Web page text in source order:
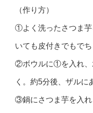
（作り方）
①よく洗ったさつま芋
いても皮付きでもで
②ボウルに①を入れ、
く。約5分後、ザルに
③鍋にさつま芋を入れ